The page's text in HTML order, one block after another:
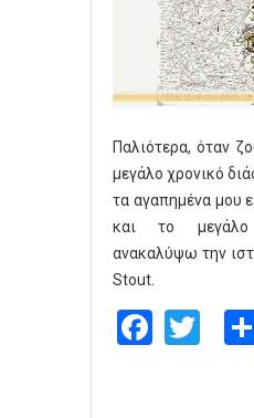
Παλιότερα, όταν
μεγάλο χρονικό
τα αγαπημένα μου
και το μεγάλο
ανακαλύψω την
Stout.